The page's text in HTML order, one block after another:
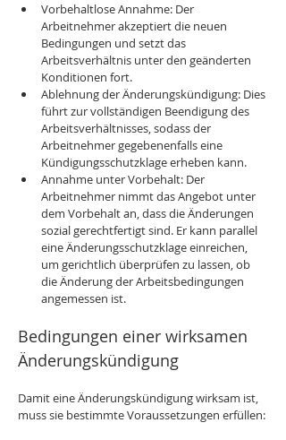
Vorbehaltlose Annahme: Der
Arbeitnehmer akzeptiert die neuen
Bedingungen und setzt das
Arbeitsverhältnis unter den geänderten
Konditionen fort.
Ablehnung der Änderungskündigung: Dies
führt zur vollständigen Beendigung des
Arbeitsverhältnisses, sodass der
Arbeitnehmer gegebenenfalls eine
Kündigungsschutzklage erheben kann.
Annahme unter Vorbehalt: Der
Arbeitnehmer nimmt das Angebot unter
dem Vorbehalt an, dass die Änderungen
sozial gerechtfertigt sind. Er kann parallel
eine Änderungsschutzklage einreichen,
um gerichtlich überprüfen zu lassen, ob
die Änderung der Arbeitsbedingungen
angemessen ist.
Bedingungen einer wirksamen
Änderungskündigung
Damit eine Änderungskündigung wirksam ist,
muss sie bestimmte Voraussetzungen erfüllen: